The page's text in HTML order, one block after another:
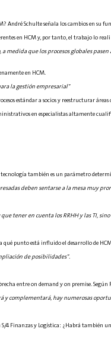
André Schulte señala los cambios en
en HCM y, por tanto, el trabajo lo
medida que los procesos globales
en HCM.
la gestión empresarial"
estándar a socios y reestructurar
en especialistas altamente
tecnología también es un parámetro
deben sentarse a la mesa muy
tener en cuenta los RRHH y las TI,
qué punto está influido el desarrollo de
de posibilidades".
entre on demand y on premise.
y complementará, hay numerosas
S/4 Finanzas y Logística: ¿Habrá